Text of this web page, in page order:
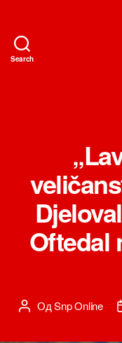
Search
Oftedal
Аутор
ОдSnp Online